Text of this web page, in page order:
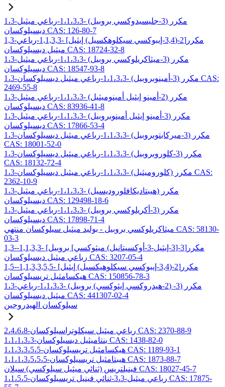
1،3-مكرر (3-جليسيدوكسي بروبيل) -1،1،3،3-رباعي ميثيل
ديسيلوكسان CAS: 126-80-7
1,3-مكرر[2-(3,4-إيبوكسي سيكلوهكسيل) إيثيل] -1,1,3,3-رباعي
ميثيل ديسيلوكسان CAS: 18724-32-8
1،3-مكرر (3-ميثاكريلوكسي بروبيل) -1،1،3،3-رباعي ميثيل
ديسيلوكسان CAS: 18547-93-8
1،3-مكرر (3-أمينوبروبيل) -1،1،3،3-رباعي ميثيل ديسيلوكسان CAS:
2469-55-8
1،3-مكرر (2-أمينو إيثيل أمينوميثيل) -1،1،3،3-رباعي ميثيل
ديسيلوكسان CAS: 83936-41-8
1،3-مكرر (3-أمينو إيثيل أمينوبروبيل) -1،1،3،3-رباعي ميثيل
ديسيلوكسان CAS: 17866-53-4
1،3-مكرر (3-ميركابتوبروبيل) -1،1،3،3-رباعي ميثيل ديسيلوكسان
CAS: 18001-52-0
1،3-مكرر (3-كلوروبروبيل) -1،1،3،3-رباعي ميثيل ديسيلوكسان
CAS: 18132-72-4
1،3-مكرر (كلوروميثيل) -1،1،3،3-رباعي ميثيل ديسيلوكسان CAS:
2362-10-9
1،3-مكرر (هيبتاديكافلوروديسيل) -1،1،3،3-رباعي ميثيل
ديسيلوكسان CAS: 129498-18-6
1،3-مكرر (3-أكريلوكسي بروبيل) -1،1،3،3-رباعي ميثيل
ديسيلوكسان CAS: 17898-71-4
ميثاكريلوكسي بروبيل - بوليد ميثيل سيلوكسان منتهي CAS: 58130-
03-3
1,3-مكرر[3-[3-إيثيل-3-أوكسيتانيل) ميثوكسي] بروبيل] -1,1,3,3-
رباعي ميثيل ديسيلوكسان CAS: 3207-05-4
1,5-مكرر[2-(3,4-إيبوكسي سيكلوهيكسيل) إيثيل] -1,1,3,3,5,5-
هيكسامثيل تريسيلوكسان CAS: 150856-78-3
1،3-مكرر (3- (2-هيدروكسي إيثوكسي) بروبيل) -1،1،3،3-رباعي
ميثيل ديسيلوكسان CAS: 441307-02-4
سيلوكسان الهيدروجين
2،4،6،8-رباعي ميثيل سيكلوتراسيلوكسان CAS: 2370-88-9
1،1،1،3،3-بنتاميثيل ديسيلوكسان CAS: 1438-82-0
1،1،3،3،5،5-هيكسامثيل تريسيلوكسان CAS: 1189-93-1
1،1،1،3،5،5،5-هيبتامثيل تريسيلوكسان CAS: 1873-88-7
فينيلتريس (ثنائي ميثيل سيلوكسي) سيلان CAS: 18027-45-7
1،1،5،5-رباعي ميثيل-3،3-ثنائي فينيل تريسيلوكسان CAS: 17875-